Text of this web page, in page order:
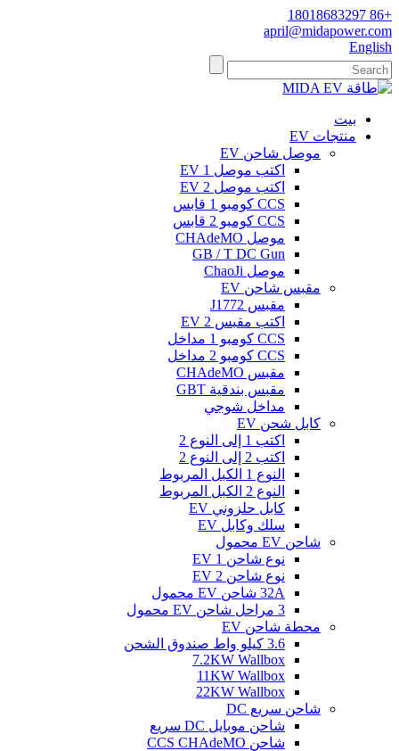
+86 18018683297
april@midapower.com
English
بيت
منتجات EV
موصل شاحن EV
اكتب موصل 1 EV
اكتب موصل 2 EV
CCS كومبو 1 قابس
CCS كومبو 2 قابس
موصل CHAdeMO
GB / T DC Gun
موصل ChaoJi
مقبس شاحن EV
مقبس J1772
اكتب مقبس EV 2
CCS كومبو 1 مداخل
CCS كومبو 2 مداخل
مقبس CHAdeMO
مقبس بندقية GBT
مداخل شوجي
كابل شحن EV
اكتب 1 إلى النوع 2
اكتب 2 إلى النوع 2
النوع 1 الكبل المربوط
النوع 2 الكبل المربوط
كابل حلزوني EV
سلك وكابل EV
شاحن EV محمول
نوع شاحن EV 1
نوع شاحن EV 2
32A شاحن EV محمول
3 مراحل شاحن EV محمول
محطة شاحن EV
3.6 كيلو واط صندوق الشحن
7.2KW Wallbox
11KW Wallbox
22KW Wallbox
شاحن سريع DC
شاحن موبايل DC سريع
شاحن CCS CHAdeMO